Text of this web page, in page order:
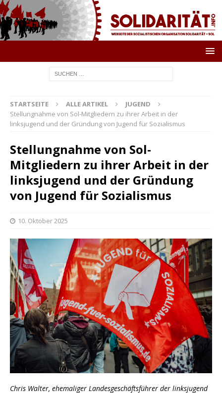
STARTSEITE ALLE ARTIKEL
JUGEND
Stellungnahme von Sol-Mitgliedern zu ihrer Arbeit in der
linksjugend und der Gründung von Jugend für Sozialismus
Stellungnahme von Sol-
Mitgliedern zu ihrer Arbeit in der
linksjugend und der Gründung
von Jugend für Sozialismus
10. Oktober 2025
Chris Walter, ehemaliger Landesgeschäftsführer der linksjugend